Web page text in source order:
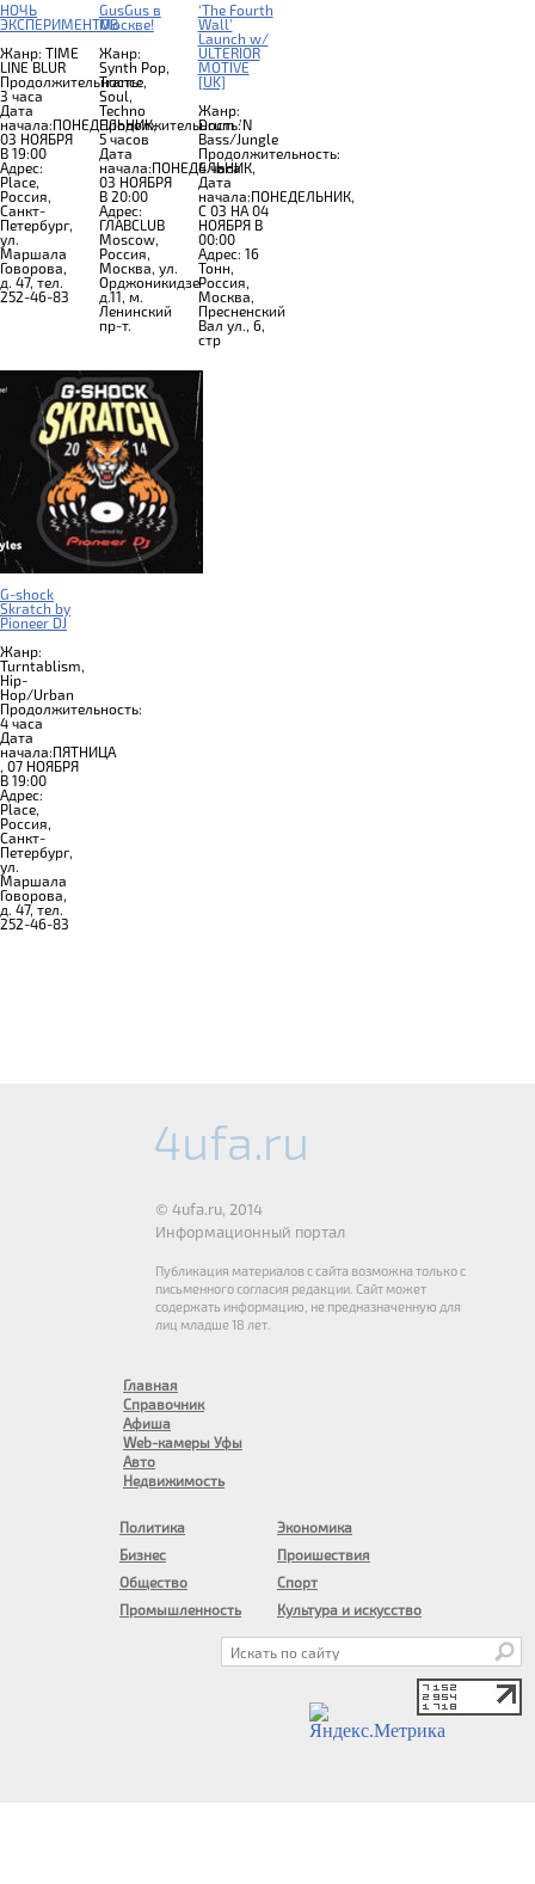
НОЧЬ
ЭКСПЕРИМЕНТОВ
Жанр: TIME
LINE BLUR
Продолжительность:
3 часа
Дата
начала:ПОНЕДЕЛЬНИК,
03 НОЯБРЯ
В 19:00
Адрес:
Place,
Россия,
Санкт-
Петербург,
ул.
Маршала
Говорова,
д. 47, тел.
252-46-83
GusGus в
Москве!
Жанр:
Synth Pop,
Trance,
Soul,
Techno
Продолжительность:
5 часов
Дата
начала:ПОНЕДЕЛЬНИК,
03 НОЯБРЯ
В 20:00
Адрес:
ГЛАВCLUB
Moscow,
Россия,
Москва, ул.
Орджоникидзе
д.11, м.
Ленинский
пр-т.
‘The Fourth
Wall’
Launch w/
ULTERIOR
MOTIVE
[UK]
Жанр:
Drum 'N
Bass/Jungle
Продолжительность:
4 часа
Дата
начала:ПОНЕДЕЛЬНИК,
C 03 НА 04
НОЯБРЯ В
00:00
Адрес: 16
Тонн,
Россия,
Москва,
Пресненский
Вал ул., 6,
стр
G-shock
Skratch by
Pioneer DJ
Жанр:
Turntablism,
Hip-
Hop/Urban
Продолжительность:
4 часа
Дата
начала:ПЯТНИЦА
, 07 НОЯБРЯ
В 19:00
Адрес:
Place,
Россия,
Санкт-
Петербург,
ул.
Маршала
Говорова,
д. 47, тел.
252-46-83
© 4ufa.ru, 2014
Информационный портал
Публикация материалов с сайта возможна только с
письменного согласия редакции. Сайт может
содержать информацию, не предназначенную для
лиц младше 18 лет.
Главная
Справочник
Афиша
Web-камеры Уфы
Авто
Недвижимость
Политика
Бизнес
Общество
Промышленность
Экономика
Проишествия
Спорт
Культура и искусство